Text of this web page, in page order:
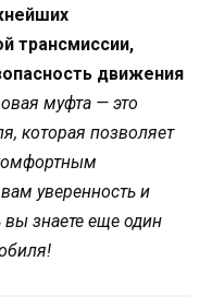
трансмиссии,
движения
муфта — это
которая позволяет
уверенность и
вы знаете еще один